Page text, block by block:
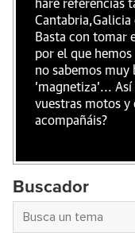
haré referencias
Cantabria,Galicia
Basta con tomar
por el que
no sabemos muy
'magnetiza'... Así
vuestras motos y
acompañáis?
Buscador